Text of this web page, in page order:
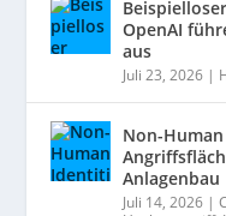
OpenAI
aus
Juli 23, 2026 |
Non-
Anlagenbau
Juli 14, 2026 |